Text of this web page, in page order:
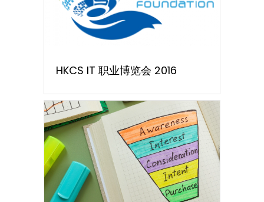
HKCS IT 职业博览会 2016